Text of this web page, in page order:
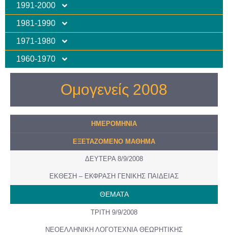
1991-2000
1981-1990
1971-1980
1960-1970
Ομογενείς 2008
ΗΜΕΡΟMHNIA
ΕΞΕΤΑΖΟΜΕΝΟ ΜΑΘΗΜΑ
ΔΕΥΤΕΡΑ 8/9/2008
ΕΚΘΕΣΗ – ΕΚΦΡΑΣΗ ΓΕΝΙΚΗΣ ΠΑΙΔΕΙΑΣ
ΘΕΜΑΤΑ
ΤΡΙΤΗ 9/9/2008
ΝΕΟΕΛΛΗΝΙΚΗ ΛΟΓΟΤΕΧΝΙΑ ΘΕΩΡΗΤΙΚΗΣ